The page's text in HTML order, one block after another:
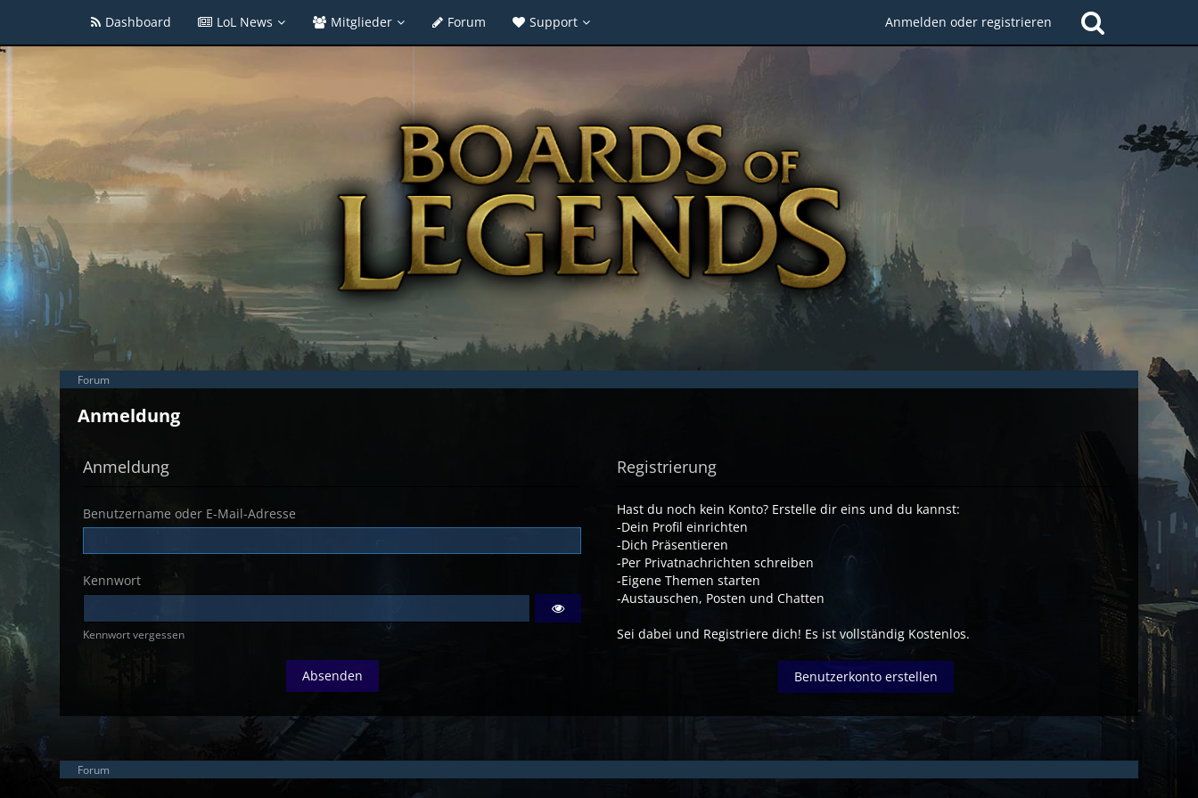
Dashboard LoL News Mitglieder Forum Support Anmelden oder registrieren
Forum
Forum
Anmeldung
Anmeldung
Benutzername oder E-Mail-Adresse
Kennwort
Kennwort vergessen
Registrierung
Hast du noch kein Konto? Erstelle dir eins und du kannst:
-Dein Profil einrichten
-Dich Präsentieren
-Per Privatnachrichten schreiben
-Eigene Themen starten
-Austauschen, Posten und Chatten
Sei dabei und Registriere dich! Es ist vollständig Kostenlos.
Benutzerkonto erstellen